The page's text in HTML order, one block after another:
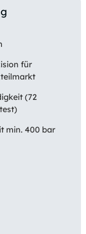
für
(72
min. 400 bar